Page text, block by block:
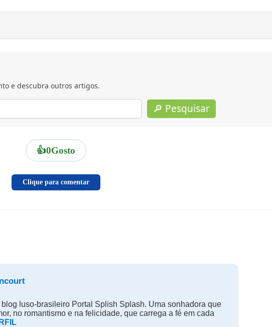
e descubra outros artigos.
🔎 Pesquisar
👍0Gosto
Clique para comentar
luso-brasileiro Portal Splish Splash. Uma sonhadora que
no romantismo e na felicidade, que carrega a fé em cada